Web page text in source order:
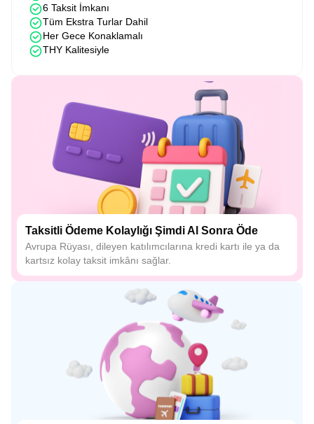
6 Taksit İmkanı
Tüm Ekstra Turlar Dahil
Her Gece Konaklamalı
THY Kalitesiyle
Taksitli Ödeme Kolaylığı Şimdi Al Sonra Öde
Avrupa Rüyası, dileyen katılımcılarına kredi kartı ile ya da
kartsız kolay taksit imkânı sağlar.